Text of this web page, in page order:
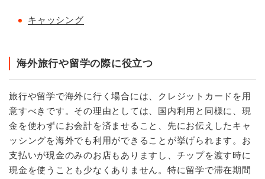
キャッシング
海外旅行や留学の際に役立つ
旅行や留学で海外に行く場合には、クレジットカードを用
意すべきです。その理由としては、国内利用と同様に、現
金を使わずにお会計を済ませること、先にお伝えしたキャ
ッシングを海外でも利用ができることが挙げられます。お
支払いが現金のみのお店もありますし、チップを渡す時に
現金を使うことも少なくありません。特に留学で滞在期間